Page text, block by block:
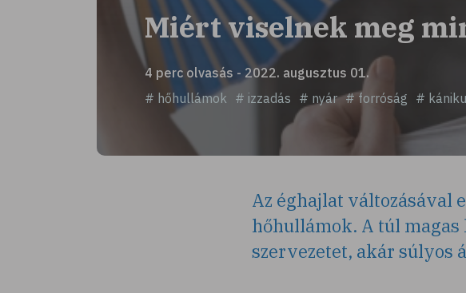
Miért viselnek meg
4 perc olvasás - 2022. augusztus 01.
# hőhullámok # izzadás # nyár # forróság #
Az éghajlat változásával
hőhullámok. A túl
szervezetet, akár súlyos